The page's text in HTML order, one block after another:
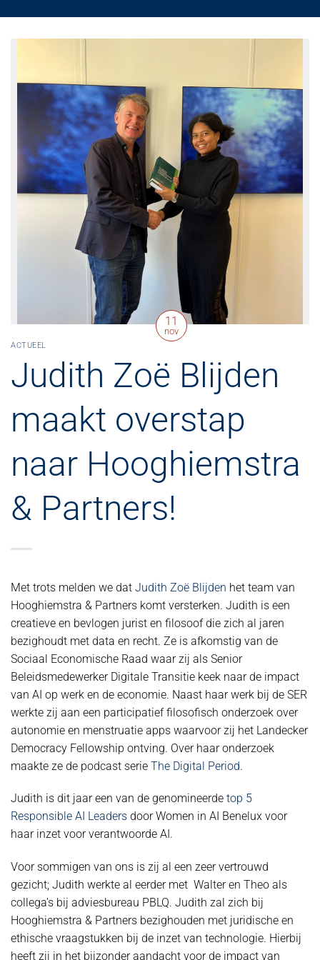
11
nov
ACTUEEL
Judith Zoë Blijden
maakt overstap
naar Hooghiemstra
& Partners!
Met trots melden we dat Judith Zoë Blijden het team van
Hooghiemstra & Partners komt versterken. Judith is een
creatieve en bevlogen jurist en filosoof die zich al jaren
bezighoudt met data en recht. Ze is afkomstig van de
Sociaal Economische Raad waar zij als Senior
Beleidsmedewerker Digitale Transitie keek naar de impact
van AI op werk en de economie. Naast haar werk bij de SER
werkte zij aan een participatief filosofisch onderzoek over
autonomie en menstruatie apps waarvoor zij het Landecker
Democracy Fellowship ontving. Over haar onderzoek
maakte ze de podcast serie The Digital Period.
Judith is dit jaar een van de genomineerde top 5
Responsible AI Leaders door Women in AI Benelux voor
haar inzet voor verantwoorde AI.
Voor sommigen van ons is zij al een zeer vertrouwd
gezicht; Judith werkte al eerder met Walter en Theo als
collega’s bij adviesbureau PBLQ. Judith zal zich bij
Hooghiemstra & Partners bezighouden met juridische en
ethische vraagstukken bij de inzet van technologie. Hierbij
heeft zij in het bijzonder aandacht voor de impact van